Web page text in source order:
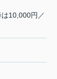
10,000円／